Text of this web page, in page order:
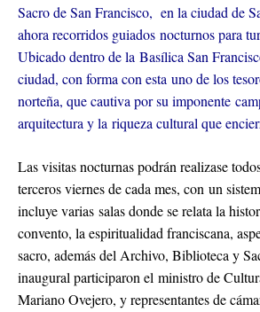
Sacro de San Francisco, en la ciudad de
ahora recorridos guiados nocturnos para
Ubicado dentro de la Basílica San
ciudad, con forma con esta uno de los
norteña, que cautiva por su imponente
arquitectura y la riqueza cultural que
Las visitas nocturnas podrán realizase
terceros viernes de cada mes, con un
incluye varias salas donde se relata la
convento, la espiritualidad franciscana,
sacro, además del Archivo, Biblioteca y
inaugural participaron el ministro de
Mariano Ovejero, y representantes de